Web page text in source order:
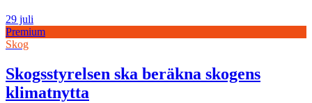
29 juli
Premium
Skog
Skogsstyrelsen ska beräkna skogens
klimatnytta